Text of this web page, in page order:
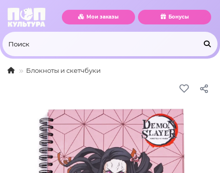
Мои заказы Бонусы
Блокноты и скетчбуки